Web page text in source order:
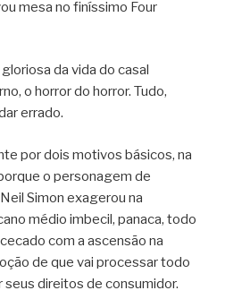
mesa no finíssimo Four
da vida do casal
o horror do horror. Tudo,
errado.
por dois motivos básicos, na
o personagem de
Simon exagerou na
médio imbecil, panaca, todo
com a ascensão na
de que vai processar todo
direitos de consumidor.